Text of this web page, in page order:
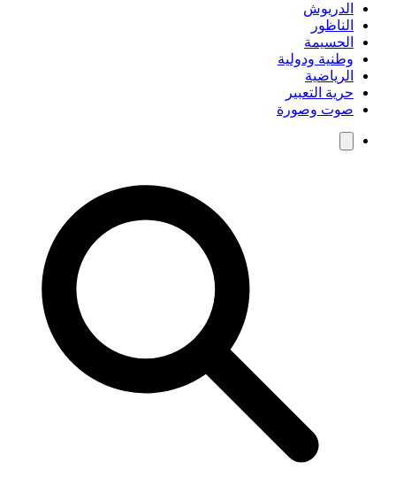
الدريوش
الناظور
الحسيمة
وطنية ودولية
الرياضية
حرية التعبير
صوت وصورة